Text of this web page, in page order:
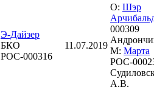
Э-Дайзер
БКО
РОС-000316
11.07.2019
О: Шэр
000309
М: Марта
РОС-
А.В.